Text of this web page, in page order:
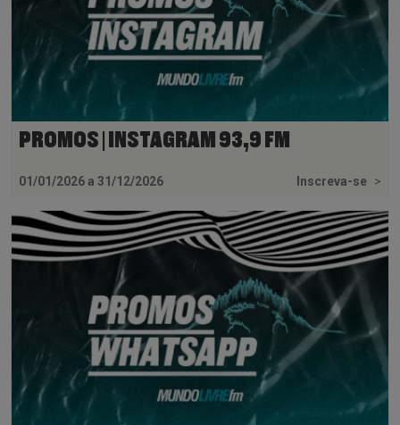
PROMOS | INSTAGRAM 93,9 FM
01/01/2026 a 31/12/2026 Inscreva-se >